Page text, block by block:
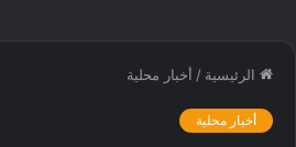
الرئيسية / أخبار محلية
أخبار محلية